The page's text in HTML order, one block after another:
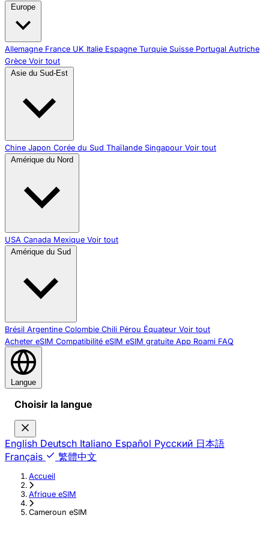
Europe
Allemagne France UK Italie Espagne Turquie Suisse Portugal Autriche
Grèce Voir tout
Asie du Sud-Est
Chine Japon Corée du Sud Thaïlande Singapour Voir tout
Amérique du Nord
USA Canada Mexique Voir tout
Amérique du Sud
Brésil Argentine Colombie Chili Pérou Équateur Voir tout
Acheter eSIM Compatibilité eSIM eSIM gratuite App Roami FAQ
Langue
Choisir la langue
English Deutsch Italiano Español Русский 日本語
Français
繁體中文
Accueil
›
Afrique eSIM
›
Cameroun eSIM